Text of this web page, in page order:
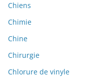
Chiens
Chimie
Chine
Chirurgie
Chlorure de vinyle